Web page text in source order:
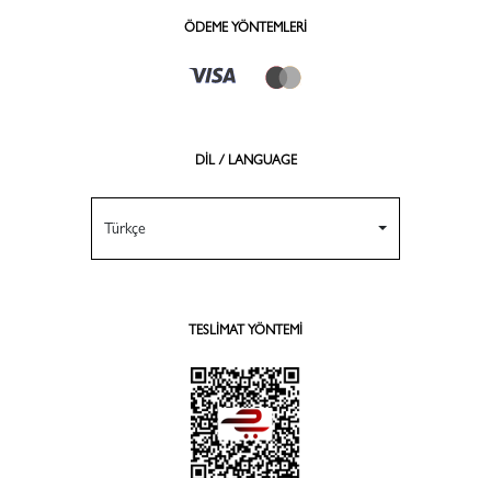
ÖDEME YÖNTEMLERI
DİL / LANGUAGE
Türkçe
TESLIMAT YÖNTEMI